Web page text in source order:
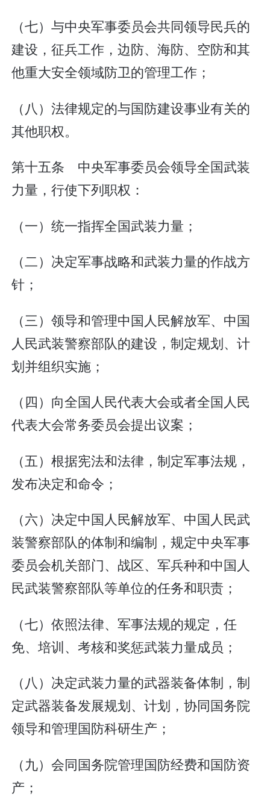
（七）与中央军事委员会共同领导民兵的
建设，征兵工作，边防、海防、空防和其
他重大安全领域防卫的管理工作；
（八）法律规定的与国防建设事业有关的
其他职权。
第十五条 中央军事委员会领导全国武装
力量，行使下列职权：
（一）统一指挥全国武装力量；
（二）决定军事战略和武装力量的作战方
针；
（三）领导和管理中国人民解放军、中国
人民武装警察部队的建设，制定规划、计
划并组织实施；
（四）向全国人民代表大会或者全国人民
代表大会常务委员会提出议案；
（五）根据宪法和法律，制定军事法规，
发布决定和命令；
（六）决定中国人民解放军、中国人民武
装警察部队的体制和编制，规定中央军事
委员会机关部门、战区、军兵种和中国人
民武装警察部队等单位的任务和职责；
（七）依照法律、军事法规的规定，任
免、培训、考核和奖惩武装力量成员；
（八）决定武装力量的武器装备体制，制
定武器装备发展规划、计划，协同国务院
领导和管理国防科研生产；
（九）会同国务院管理国防经费和国防资
产；